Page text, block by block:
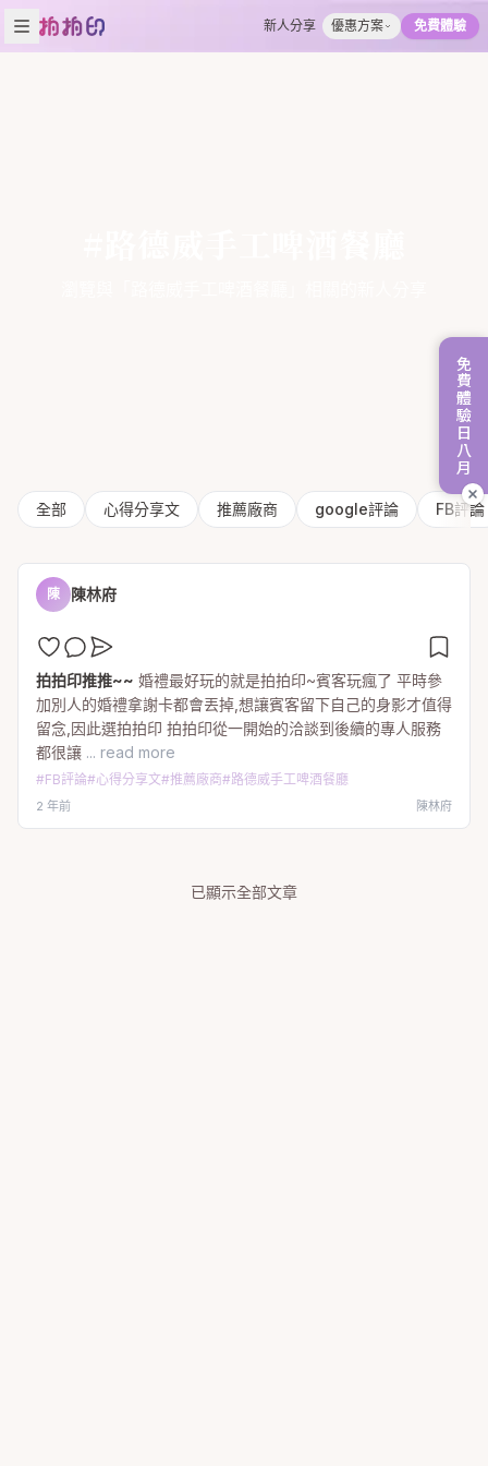
免費體驗日八月
新人分享 優惠方案 免費體驗
全部 心得分享文 推薦廠商 google評論 FB評論
陳 陳林府
拍拍印推推~~ 婚禮最好玩的就是拍拍印~賓客玩瘋了 平時參
加別人的婚禮拿謝卡都會丟掉,想讓賓客留下自己的身影才值得
留念,因此選拍拍印 拍拍印從一開始的洽談到後續的專人服務
都很讓 ... read more
#FB評論#心得分享文#推薦廠商#路德威手工啤酒餐廳
2 年前 陳林府
已顯示全部文章